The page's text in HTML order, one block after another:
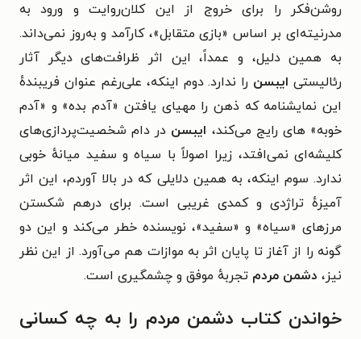
روشن‌فکر را برای خروج از این کلان‌روایت و ورود به
مدرنیته‌ای بر اساس «بازی متقابل»، کارآمد و به‌روز نمی‌داند.
به همین دلیل، و عمداً، این اثر ظرافت‌های دیگر آثار
رئالیستی ایبسن را ندارد. دوم اینکه، علی‌رغم عنوان فریبندهٔ
این نمایشنامه که ذهن را مهیای یافتن «آدم بده» و «آدم
خوبه» های رایج می‌کند، ایبسن در دام شخصیت‌پردازی‌های
کلیشه‌ای نمی‌افتد، زیرا اصولاً با سیاه و سفید میانهٔ خوبی
ندارد. سوم اینکه، به همین دلایلی که در بالا آوردم، این اثر
آمیزهٔ تراژدی و کمدی غریبی است. برای درهم شکستن
مرزهای «سیاه» و «سفید»، نویسنده خطر می‌کند و این دو
گونه را از آغاز تا پایان اثر به موازات هم می‌آورد. از این نظر
نیز، دشمن مردم تجربهٔ موفق و چشمگیری است.
خواندن کتاب دشمن مردم را به چه کسانی